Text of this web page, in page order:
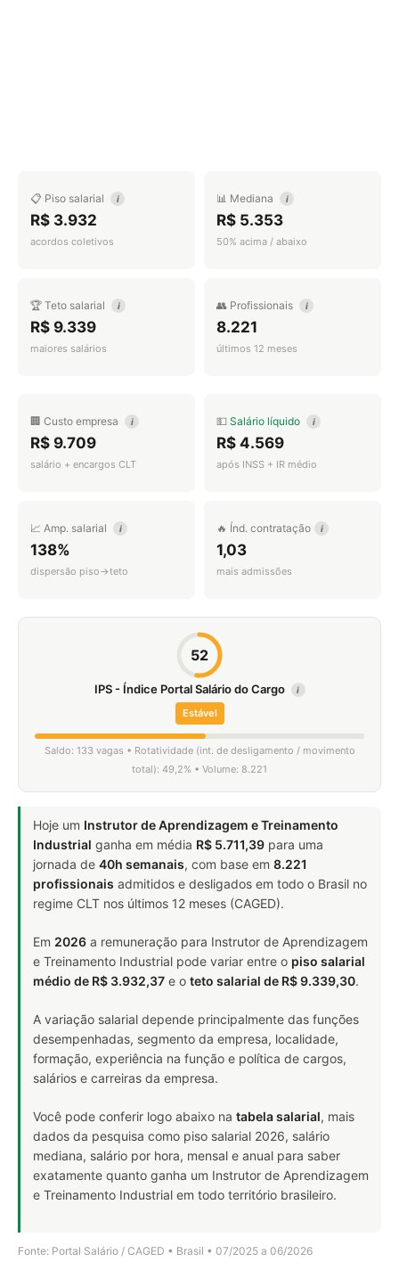
📋 Piso salarial i
R$ 3.932
acordos coletivos
📊 Mediana i
R$ 5.353
50% acima / abaixo
🏆 Teto salarial i
R$ 9.339
maiores salários
👥 Profissionais i
8.221
últimos 12 meses
🏢 Custo empresa i
R$ 9.709
salário + encargos CLT
💵 Salário líquido i
R$ 4.569
após INSS + IR médio
📈 Amp. salarial i
138%
dispersão piso→teto
🔥 Índ. contratação i
1,03
mais admissões
52
IPS - Índice Portal Salário do Cargo i
Estável
Saldo: 133 vagas • Rotatividade (int. de desligamento / movimento
total): 49,2% • Volume: 8.221
Hoje um Instrutor de Aprendizagem e Treinamento
Industrial ganha em média R$ 5.711,39 para uma
jornada de 40h semanais, com base em 8.221
profissionais admitidos e desligados em todo o Brasil no
regime CLT nos últimos 12 meses (CAGED).
Em 2026 a remuneração para Instrutor de Aprendizagem
e Treinamento Industrial pode variar entre o piso salarial
médio de R$ 3.932,37 e o teto salarial de R$ 9.339,30.
A variação salarial depende principalmente das funções
desempenhadas, segmento da empresa, localidade,
formação, experiência na função e política de cargos,
salários e carreiras da empresa.
Você pode conferir logo abaixo na tabela salarial, mais
dados da pesquisa como piso salarial 2026, salário
mediana, salário por hora, mensal e anual para saber
exatamente quanto ganha um Instrutor de Aprendizagem
e Treinamento Industrial em todo território brasileiro.
Fonte: Portal Salário / CAGED • Brasil • 07/2025 a 06/2026